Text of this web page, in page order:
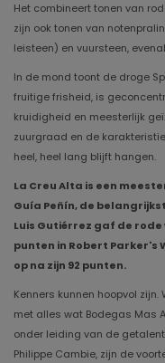
Het combineert tonen van
zijn ook tonen van
leisteen) en vuursteen,
In de mond toont de droge
fruitige frisheid, is
kruidigheid en meesterlijk
zuurgraad en de
heel, heel lang blijft hangen.
La Creu Alta is een
Guía Peñín, de
Luis Gutiérrez gaf de rode
punten in Robert Parker's
op na zijn 92 punten.
Kenners kunnen hoopvol
met alles wat Bodegas Mas
onder leiding van de
Philippe Cambie, zijn de